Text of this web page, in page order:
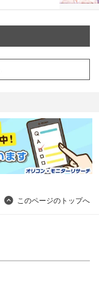
このページのトップへ